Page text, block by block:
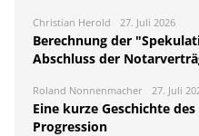
Christian Herold 27. Juli 2026
Berechnung der
Abschluss der
Roland Nonnenmacher 27. Juli
Eine kurze Geschichte
Progression